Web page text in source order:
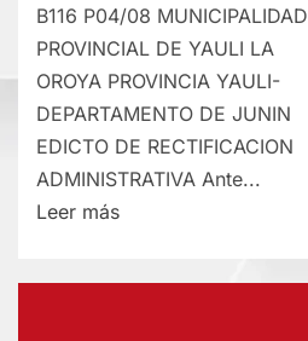
B116 P04/08 MUNICIPALIDAD
PROVINCIAL DE YAULI LA
OROYA PROVINCIA YAULI-
DEPARTAMENTO DE JUNIN
EDICTO DE RECTIFICACION
ADMINISTRATIVA Ante...
Leer másLee